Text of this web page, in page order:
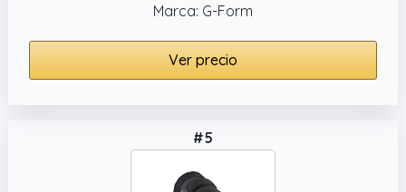
Marca: G-Form
Ver precio
#5